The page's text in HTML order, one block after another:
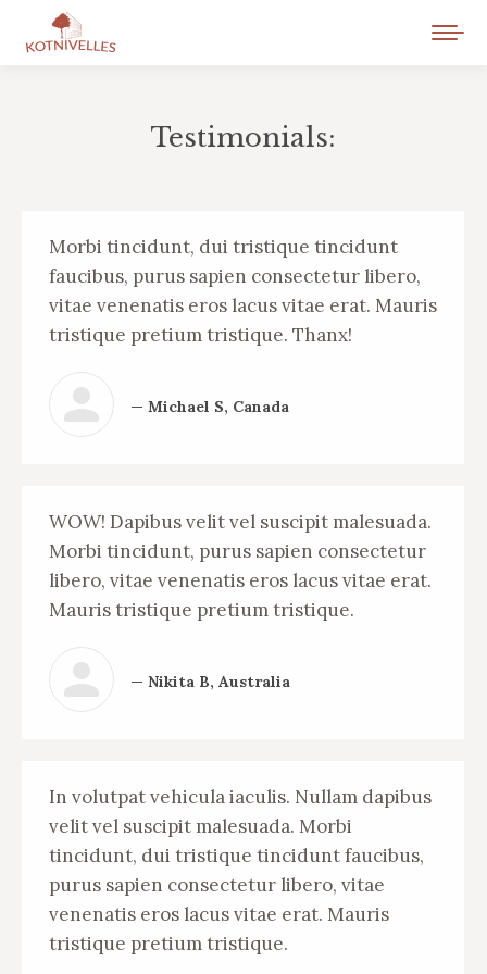
Testimonials:
Morbi tincidunt, dui tristique tincidunt
faucibus, purus sapien consectetur libero,
vitae venenatis eros lacus vitae erat. Mauris
tristique pretium tristique. Thanx!
— Michael S, Canada
WOW! Dapibus velit vel suscipit malesuada.
Morbi tincidunt, purus sapien consectetur
libero, vitae venenatis eros lacus vitae erat.
Mauris tristique pretium tristique.
— Nikita B, Australia
In volutpat vehicula iaculis. Nullam dapibus
velit vel suscipit malesuada. Morbi
tincidunt, dui tristique tincidunt faucibus,
purus sapien consectetur libero, vitae
venenatis eros lacus vitae erat. Mauris
tristique pretium tristique.